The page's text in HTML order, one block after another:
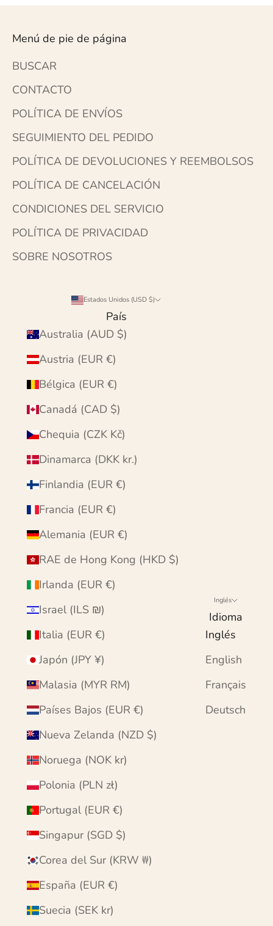
Menú de pie de página
BUSCAR
CONTACTO
POLÍTICA DE ENVÍOS
SEGUIMIENTO DEL PEDIDO
POLÍTICA DE DEVOLUCIONES Y REEMBOLSOS
POLÍTICA DE CANCELACIÓN
CONDICIONES DEL SERVICIO
POLÍTICA DE PRIVACIDAD
SOBRE NOSOTROS
Estados Unidos (USD $)
País
Australia (AUD $)
Austria (EUR €)
Bélgica (EUR €)
Canadá (CAD $)
Chequia (CZK Kč)
Dinamarca (DKK kr.)
Finlandia (EUR €)
Francia (EUR €)
Alemania (EUR €)
RAE de Hong Kong (HKD $)
Irlanda (EUR €)
Israel (ILS ₪)
Italia (EUR €)
Japón (JPY ¥)
Malasia (MYR RM)
Países Bajos (EUR €)
Nueva Zelanda (NZD $)
Noruega (NOK kr)
Polonia (PLN zł)
Portugal (EUR €)
Singapur (SGD $)
Corea del Sur (KRW ₩)
España (EUR €)
Suecia (SEK kr)
Inglés
Idioma
Inglés
English
Français
Deutsch